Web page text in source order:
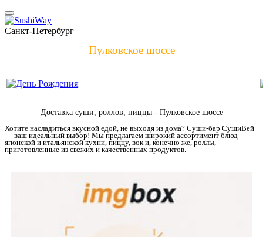
Санкт-Петербург
Пулковское шоссе
Доставка суши, роллов, пиццы - Пулковское шоссе
Хотите насладиться вкусной едой, не выходя из дома? Суши-бар СушиВей
— ваш идеальный выбор! Мы предлагаем широкий ассортимент блюд
японской и итальянской кухни, пиццу, вок и, конечно же, роллы,
приготовленные из свежих и качественных продуктов.